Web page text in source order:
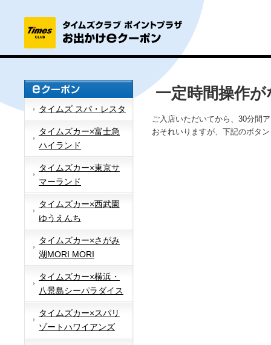
タイムズ スパ・レスタ
タイムズカー×富士急
ハイランド
タイムズカー×東京サ
マーランド
タイムズカー×西武園
ゆうえんち
タイムズカー×さがみ
湖MORI MORI
タイムズカー×横浜・
八景島シーパラダイス
タイムズカー×スパリ
ゾートハワイアンズ
一定時間操作
ご入店いただいてから、30分間
おそれいりますが、下記のボタ